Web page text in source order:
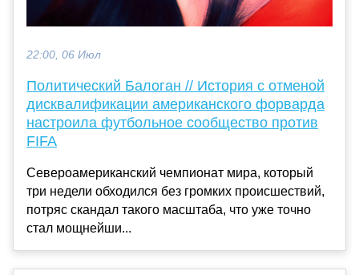
22:00, 06 Июл
Политический Балоган // История с отменой
дисквалификации американского форварда
настроила футбольное сообщество против
FIFA
Североамериканский чемпионат мира, который
три недели обходился без громких происшествий,
потряс скандал такого масштаба, что уже точно
стал мощнейши...